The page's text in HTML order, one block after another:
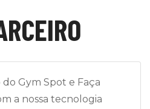
Gym Spot e Faça
a nossa tecnologia